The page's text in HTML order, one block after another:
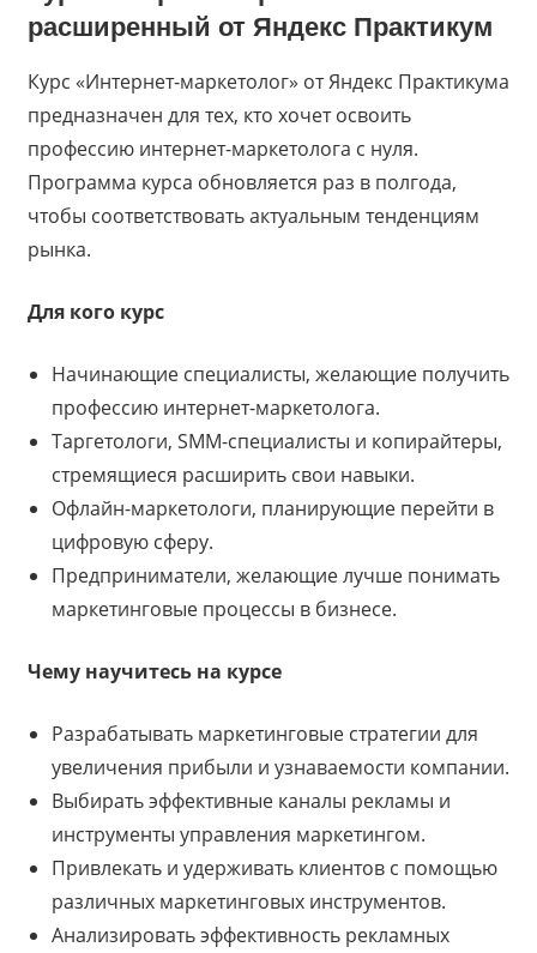
расширенный от Яндекс Практикум
Курс «Интернет-маркетолог» от Яндекс Практикума
предназначен для тех, кто хочет освоить
профессию интернет-маркетолога с нуля.
Программа курса обновляется раз в полгода,
чтобы соответствовать актуальным тенденциям
рынка.
Для кого курс
Начинающие специалисты, желающие получить
профессию интернет-маркетолога.
Таргетологи, SMM-специалисты и копирайтеры,
стремящиеся расширить свои навыки.
Офлайн-маркетологи, планирующие перейти в
цифровую сферу.
Предприниматели, желающие лучше понимать
маркетинговые процессы в бизнесе.
Чему научитесь на курсе
Разрабатывать маркетинговые стратегии для
увеличения прибыли и узнаваемости компании.
Выбирать эффективные каналы рекламы и
инструменты управления маркетингом.
Привлекать и удерживать клиентов с помощью
различных маркетинговых инструментов.
Анализировать эффективность рекламных